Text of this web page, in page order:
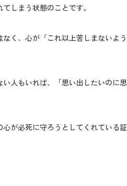
しまう状態のことです。
く、心が「これ以上苦しまないよ
い人もいれば、「思い出したいのに
が必死に守ろうとしてくれている証